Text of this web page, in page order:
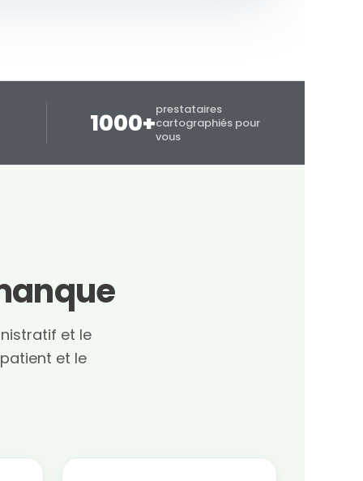
1000+prestataires
cartographiés pour
vous
et le
et le